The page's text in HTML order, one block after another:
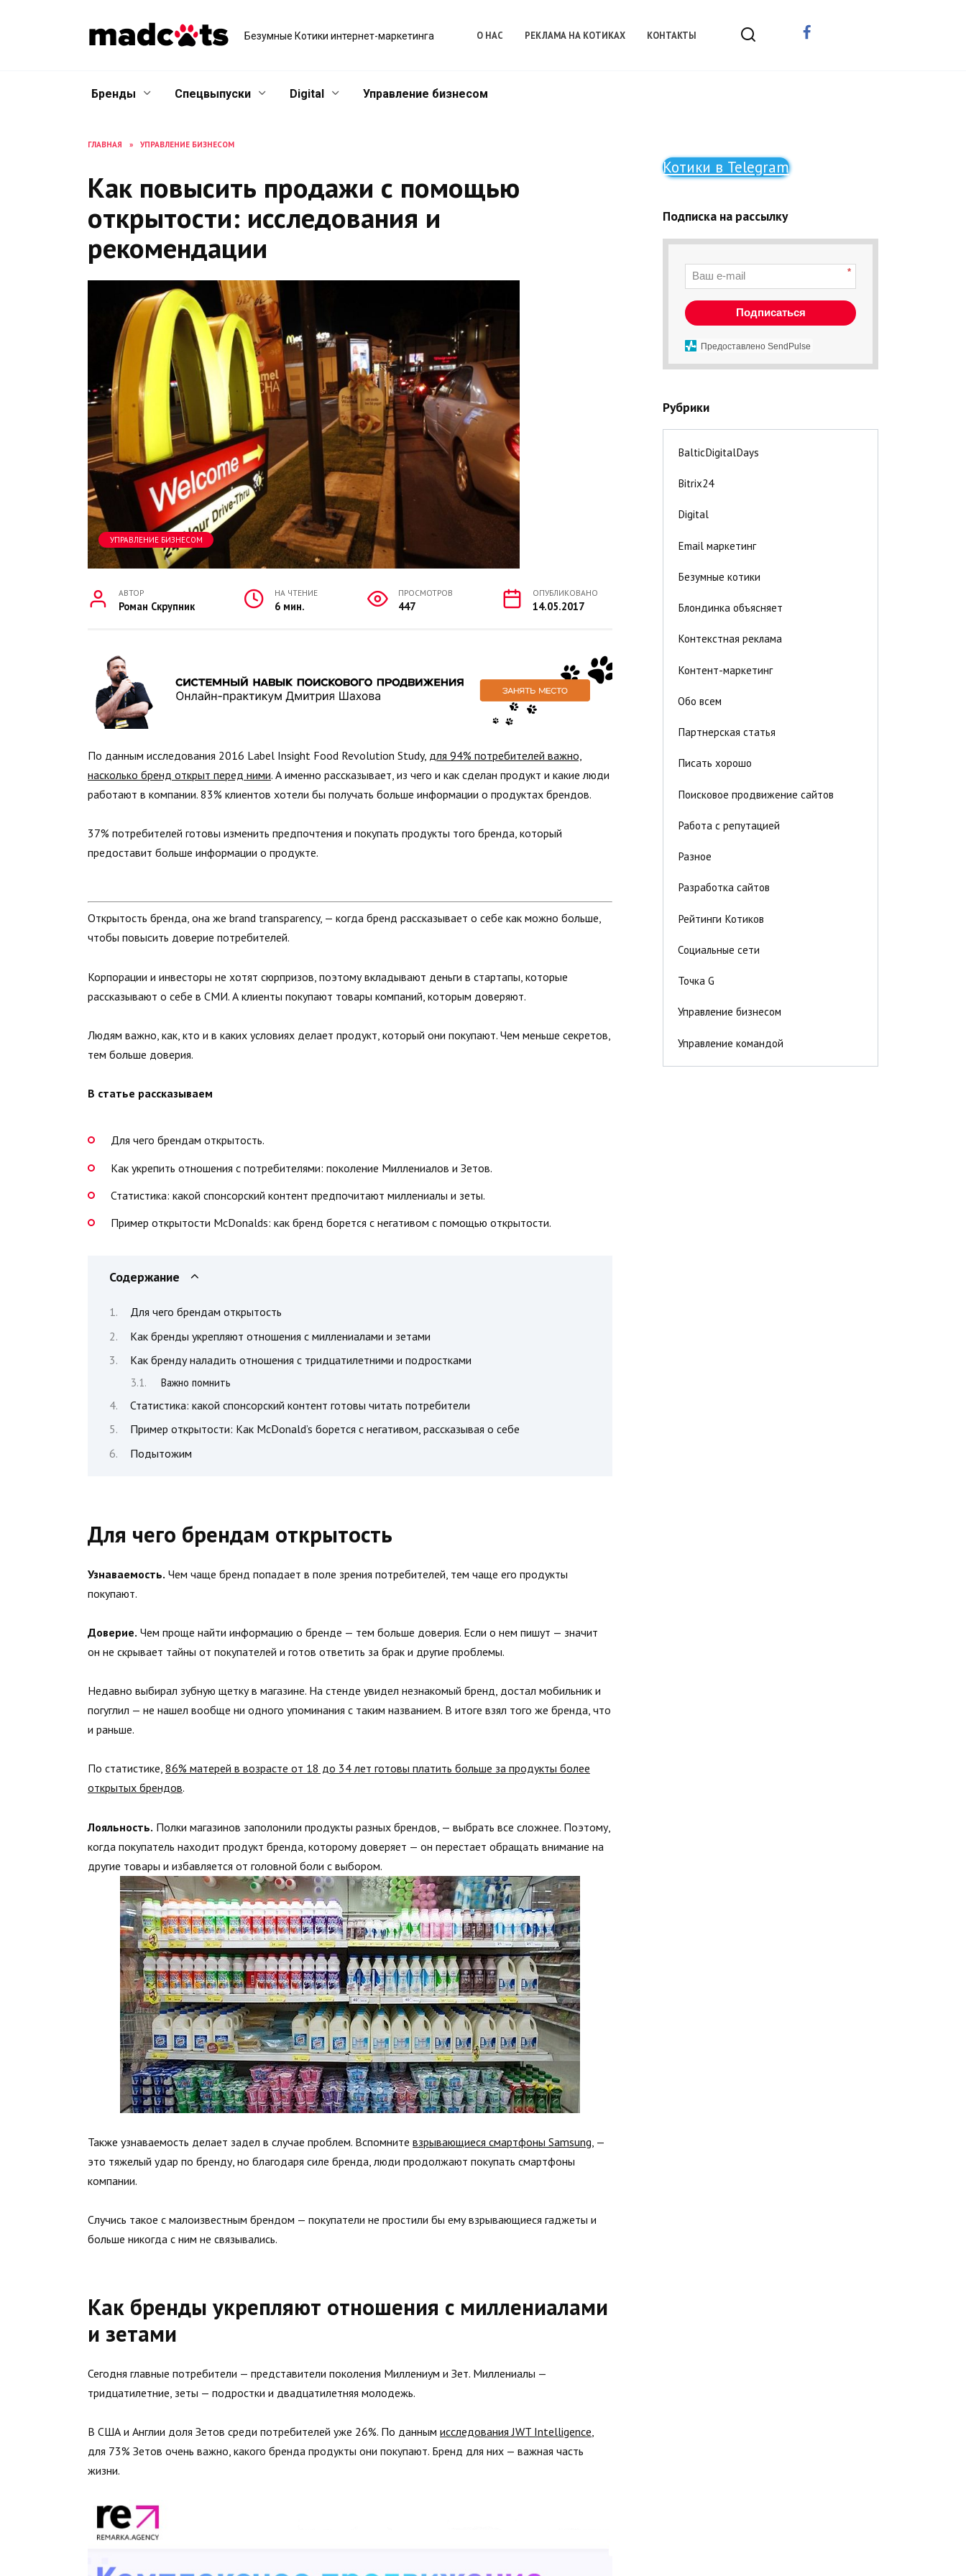
Безумные Котики интернет-маркетинга О НАС РЕКЛАМА НА КОТИКАХ КОНТАКТЫ
Бренды Спецвыпуски Digital Управление бизнесом
ГЛАВНАЯ » УПРАВЛЕНИЕ БИЗНЕСОМ
Как повысить продажи с помощью
открытости: исследования и
рекомендации
УПРАВЛЕНИЕ БИЗНЕСОМ
АВТОР
Роман Скрупник
НА ЧТЕНИЕ
6 мин.
ПРОСМОТРОВ
447
ОПУБЛИКОВАНО
14.05.2017
По данным исследования 2016 Label Insight Food Revolution Study, для 94% потребителей важно,
насколько бренд открыт перед ними. А именно рассказывает, из чего и как сделан продукт и какие люди
работают в компании. 83% клиентов хотели бы получать больше информации о продуктах брендов.
37% потребителей готовы изменить предпочтения и покупать продукты того бренда, который
предоставит больше информации о продукте.
Открытость бренда, она же brand transparency, — когда бренд рассказывает о себе как можно больше,
чтобы повысить доверие потребителей.
Корпорации и инвесторы не хотят сюрпризов, поэтому вкладывают деньги в стартапы, которые
рассказывают о себе в СМИ. А клиенты покупают товары компаний, которым доверяют.
Людям важно, как, кто и в каких условиях делает продукт, который они покупают. Чем меньше секретов,
тем больше доверия.
В статье рассказываем
Для чего брендам открытость.
Как укрепить отношения с потребителями: поколение Миллениалов и Зетов.
Статистика: какой спонсорский контент предпочитают миллениалы и зеты.
Пример открытости McDonalds: как бренд борется с негативом с помощью открытости.
Содержание
Для чего брендам открытость
Как бренды укрепляют отношения с миллениалами и зетами
Как бренду наладить отношения с тридцатилетними и подростками
Важно помнить
Статистика: какой спонсорский контент готовы читать потребители
Пример открытости: Как McDonald’s борется с негативом, рассказывая о себе
Подытожим
Для чего брендам открытость
Узнаваемость. Чем чаще бренд попадает в поле зрения потребителей, тем чаще его продукты
покупают.
Доверие. Чем проще найти информацию о бренде — тем больше доверия. Если о нем пишут — значит
он не скрывает тайны от покупателей и готов ответить за брак и другие проблемы.
Недавно выбирал зубную щетку в магазине. На стенде увидел незнакомый бренд, достал мобильник и
погуглил — не нашел вообще ни одного упоминания с таким названием. В итоге взял того же бренда, что
и раньше.
По статистике, 86% матерей в возрасте от 18 до 34 лет готовы платить больше за продукты более
открытых брендов.
Лояльность. Полки магазинов заполонили продукты разных брендов, — выбрать все сложнее. Поэтому,
когда покупатель находит продукт бренда, которому доверяет — он перестает обращать внимание на
другие товары и избавляется от головной боли с выбором.
Также узнаваемость делает задел в случае проблем. Вспомните взрывающиеся смартфоны Samsung , —
это тяжелый удар по бренду, но благодаря силе бренда, люди продолжают покупать смартфоны
компании.
Случись такое с малоизвестным брендом — покупатели не простили бы ему взрывающиеся гаджеты и
больше никогда с ним не связывались.
Как бренды укрепляют отношения с миллениалами
и зетами
Сегодня главные потребители — представители поколения Миллениум и Зет. Миллениалы —
тридцатилетние, зеты — подростки и двадцатилетняя молодежь.
В США и Англии доля Зетов среди потребителей уже 26%. По данным исследования JWT Intelligence,
для 73% Зетов очень важно, какого бренда продукты они покупают. Бренд для них — важная часть
жизни.
Котики в Telegram
Подписка на рассылку
*
Подписаться
Предоставлено SendPulse
Рубрики
BalticDigitalDays
Bitrix24
Digital
Email маркетинг
Безумные котики
Блондинка объясняет
Контекстная реклама
Контент-маркетинг
Обо всем
Партнерская статья
Писать хорошо
Поисковое продвижение сайтов
Работа с репутацией
Разное
Разработка сайтов
Рейтинги Котиков
Социальные сети
Точка G
Управление бизнесом
Управление командой